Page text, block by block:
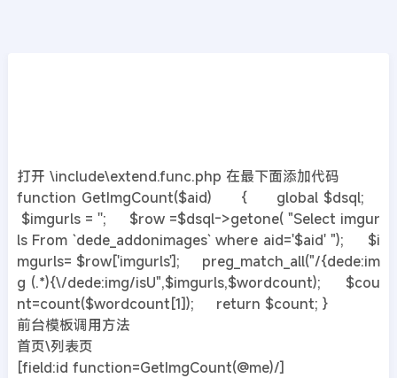
打开 \include\extend.func.php 在最下面添加代码
function GetImgCount($aid) { global $dsql;
$imgurls = ''; $row =$dsql->getone( "Select imgur
ls From `dede_addonimages` where aid='$aid' "); $i
mgurls= $row['imgurls']; preg_match_all("/{dede:im
g (.*){\/dede:img/isU",$imgurls,$wordcount); $cou
nt=count($wordcount[1]); return $count; }
前台模板调用方法
首页\列表页
[field:id function=GetImgCount(@me)/]